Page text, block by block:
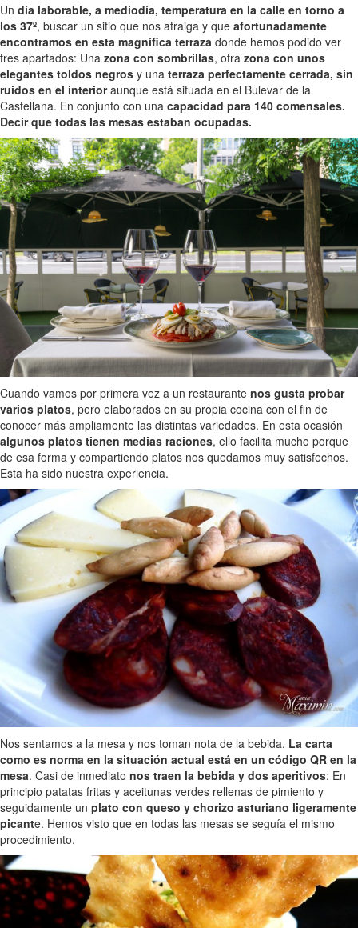
Un día laborable, a mediodía, temperatura en la calle en torno a
los 37º, buscar un sitio que nos atraiga y que afortunadamente
encontramos en esta magnífica terraza donde hemos podido ver
tres apartados: Una zona con sombrillas, otra zona con unos
elegantes toldos negros y una terraza perfectamente cerrada, sin
ruidos en el interioraunque está situada en el Bulevar de la
Castellana. En conjunto con una capacidad para 140 comensales.
Decir que todas las mesas estaban ocupadas.
Cuando vamos por primera vez a un restaurante nos gusta probar
varios platos, pero elaborados en su propia cocina con el fin de
conocer más ampliamente las distintas variedades. En esta ocasión
algunos platos tienen medias raciones, ello facilita mucho porque
de esa forma y compartiendo platos nos quedamos muy satisfechos.
Esta ha sido nuestra experiencia.
Nos sentamos a la mesa y nos toman nota de la bebida. La carta
como es norma en la situación actual está en un código QR en la
mesa. Casi de inmediato nos traen la bebida y dos aperitivos: En
principio patatas fritas y aceitunas verdes rellenas de pimiento y
seguidamente un plato con queso y chorizo asturiano ligeramente
picante. Hemos visto que en todas las mesas se seguía el mismo
procedimiento.